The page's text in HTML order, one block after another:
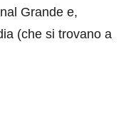
Grande e,
(che si trovano a